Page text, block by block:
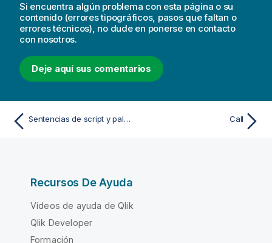
Si encuentra algún problema con esta página o su
contenido (errores tipográficos, pasos que faltan o
errores técnicos), no dude en ponerse en contacto
con nosotros.
Deje aquí sus comentarios
Sentencias de script y palabras clave Call
Recursos De Ayuda
Vídeos de ayuda de Qlik
Qlik Developer
Formación